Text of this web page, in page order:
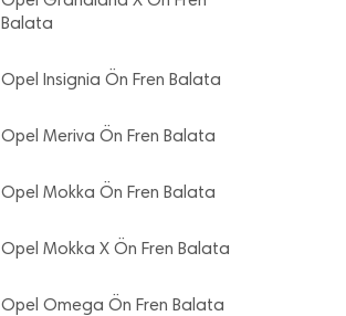
Balata
Opel Insignia Ön Fren Balata
Opel Meriva Ön Fren Balata
Opel Mokka Ön Fren Balata
Opel Mokka X Ön Fren Balata
Opel Omega Ön Fren Balata